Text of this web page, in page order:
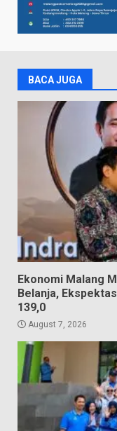
BACA JUGA
Ekonomi Malang
Belanja,
139,0
August 7, 2026